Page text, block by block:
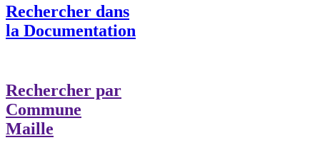
Rechercher dans
la Documentation
Rechercher par
Commune
Maille